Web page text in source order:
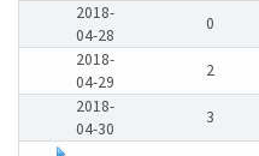
2018-
04-28
0
2018-
04-29
2
2018-
04-30
3